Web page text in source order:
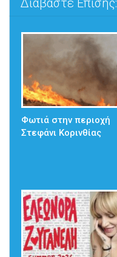
Φωτιά στην περιοχή
Στεφάνι Κορινθίας